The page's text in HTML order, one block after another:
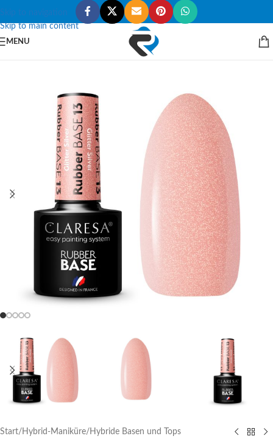
Skip to navigation
Skip to main content
MENU
Start/ Hybrid-Maniküre/ Hybride Basen und Tops